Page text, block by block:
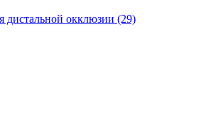
дистальной окклюзии (29)